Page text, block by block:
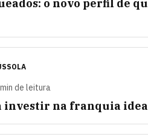
o novo perfil de
de leitura
investir na franquia